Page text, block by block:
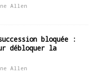
Allen
bloquée :
débloquer la
Allen